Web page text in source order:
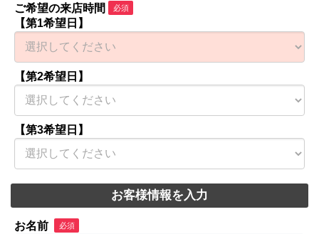
ご希望の来店時間 必須
【第1希望日】
【第2希望日】
【第3希望日】
お客様情報を入力
お名前 必須